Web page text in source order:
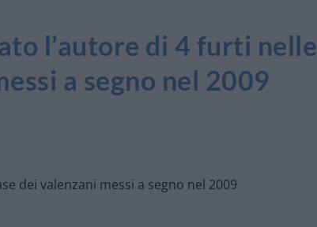
l’autore di 4 furti nelle
a segno nel 2009